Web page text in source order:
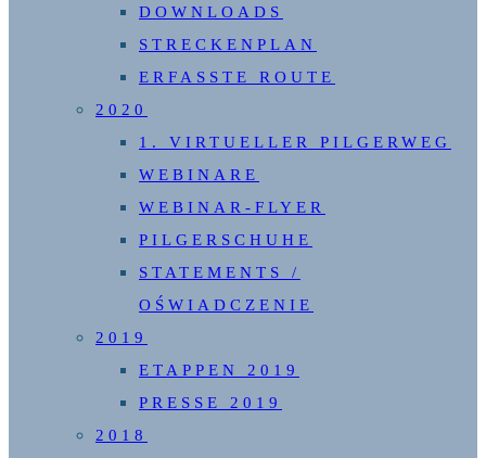
DOWNLOADS
STRECKENPLAN
ERFASSTE ROUTE
2020
1. VIRTUELLER PILGERWEG
WEBINARE
WEBINAR-FLYER
PILGERSCHUHE
STATEMENTS /
OŚWIADCZENIE
2019
ETAPPEN 2019
PRESSE 2019
2018